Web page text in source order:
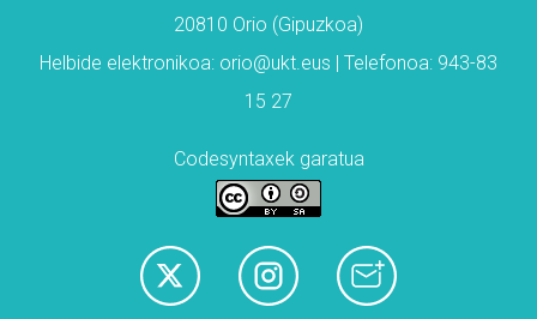
20810 Orio (Gipuzkoa)
Helbide elektronikoa: orio@ukt.eus | Telefonoa: 943-83
15 27
Codesyntaxek garatua